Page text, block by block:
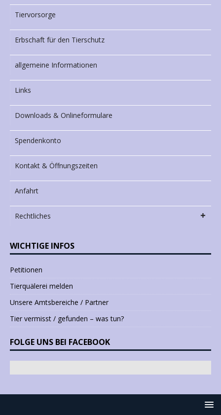
Tiervorsorge
Erbschaft für den Tierschutz
allgemeine Informationen
Links
Downloads & Onlineformulare
Spendenkonto
Kontakt & Öffnungszeiten
Anfahrt
Rechtliches
WICHTIGE INFOS
Petitionen
Tierquälerei melden
Unsere Amtsbereiche / Partner
Tier vermisst / gefunden – was tun?
FOLGE UNS BEI FACEBOOK